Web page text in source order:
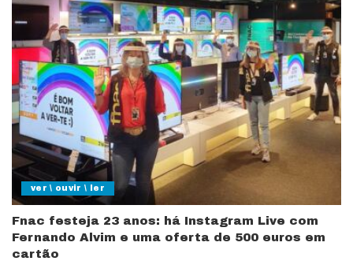
ver \ ouvir \ ler
Fnac festeja 23 anos: há Instagram Live com
Fernando Alvim e uma oferta de 500 euros em
cartão